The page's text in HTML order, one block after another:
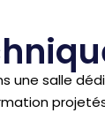
une salle